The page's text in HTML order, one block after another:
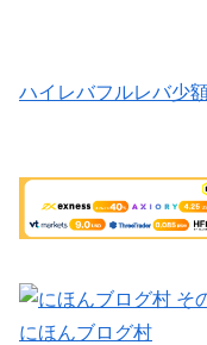
ハイレバフルレバ少
にほんブログ村